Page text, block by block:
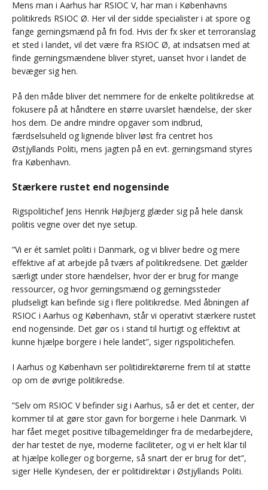
Mens man i Aarhus har RSIOC V, har man i Københavns
politikreds RSIOC Ø. Her vil der sidde specialister i at spore og
fange gerningsmænd på fri fod. Hvis der fx sker et terroranslag
et sted i landet, vil det være fra RSIOC Ø, at indsatsen med at
finde gerningsmændene bliver styret, uanset hvor i landet de
bevæger sig hen.
På den måde bliver det nemmere for de enkelte politikredse at
fokusere på at håndtere en større uvarslet hændelse, der sker
hos dem. De andre mindre opgaver som indbrud,
færdselsuheld og lignende bliver løst fra centret hos
Østjyllands Politi, mens jagten på en evt. gerningsmand styres
fra København.
Stærkere rustet end nogensinde
Rigspolitichef Jens Henrik Højbjerg glæder sig på hele dansk
politis vegne over det nye setup.
”Vi er ét samlet politi i Danmark, og vi bliver bedre og mere
effektive af at arbejde på tværs af politikredsene. Det gælder
særligt under store hændelser, hvor der er brug for mange
ressourcer, og hvor gerningsmænd og gerningssteder
pludseligt kan befinde sig i flere politikredse. Med åbningen af
RSIOC i Aarhus og København, står vi operativt stærkere rustet
end nogensinde. Det gør os i stand til hurtigt og effektivt at
kunne hjælpe borgere i hele landet”, siger rigspolitichefen.
I Aarhus og København ser politidirektørerne frem til at støtte
op om de øvrige politikredse.
”Selv om RSIOC V befinder sig i Aarhus, så er det et center, der
kommer til at gøre stor gavn for borgerne i hele Danmark. Vi
har fået meget positive tilbagemeldinger fra de medarbejdere,
der har testet de nye, moderne faciliteter, og vi er helt klar til
at hjælpe kolleger og borgerne, så snart der er brug for det”,
siger Helle Kyndesen, der er politidirektør i Østjyllands Politi.